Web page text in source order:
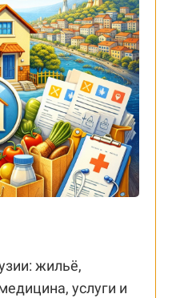
жильё,
услуги и